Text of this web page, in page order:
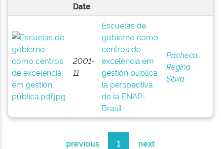
Date
2001-
11
Escuelas de
gobierno como
centros de
excelencia em
gestión pública:
la perspectiva
de la ENAP-
Brasil
Pacheco,
Regina
Silvia
previous 1 next